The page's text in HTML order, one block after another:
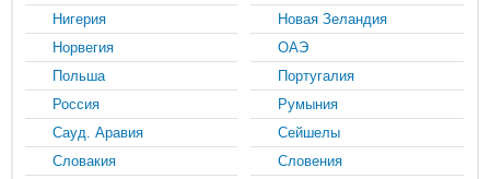
Нигерия
Новая Зеландия
Норвегия
ОАЭ
Польша
Португалия
Россия
Румыния
Сауд. Аравия
Сейшелы
Словакия
Словения